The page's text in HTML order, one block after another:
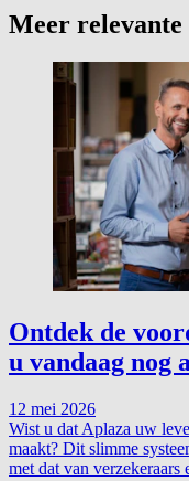
Meer
Ontdek de
u vandaag nog
12 mei 2026
Wist u dat Aplaza uw
maakt? Dit slimme
met dat van verzekeraars